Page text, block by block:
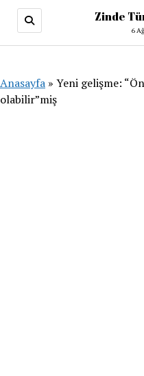
Zinde
6
Anasayfa » Yeni gelişme:
olabilir”miş